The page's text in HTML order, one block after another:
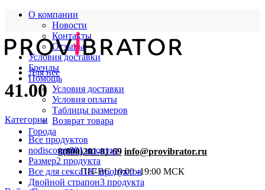
О компании
Новости
Контакты
Отзывы
Условия доставки
Бренды
Помощь
Условия доставки
Условия оплаты
Таблицы размеров
Возврат товара
Города
8(800)201-81-69 info@provibrator.ru
ПН-ВС 10:00 -19:00 МСК
Для нее
41.00
Категории
Все продуктов
nodiscount801 продукт
Размер2 продукта
Все для секса187 продуктов
Двойной страпон3 продукта